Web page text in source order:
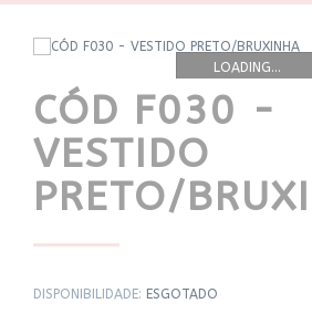
LOADING...
CÓD F030 -
VESTIDO
PRETO/
DISPONIBILIDADE: ESGOTADO